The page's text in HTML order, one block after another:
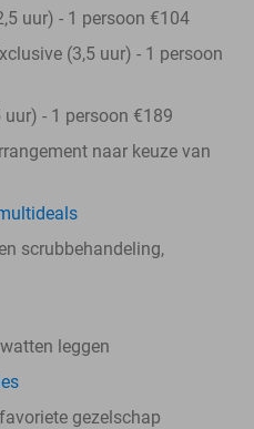
uur) - 1 persoon €104
(3,5 uur) - 1 persoon
- 1 persoon €189
naar keuze van
scrubbehandeling,
leggen
gezelschap